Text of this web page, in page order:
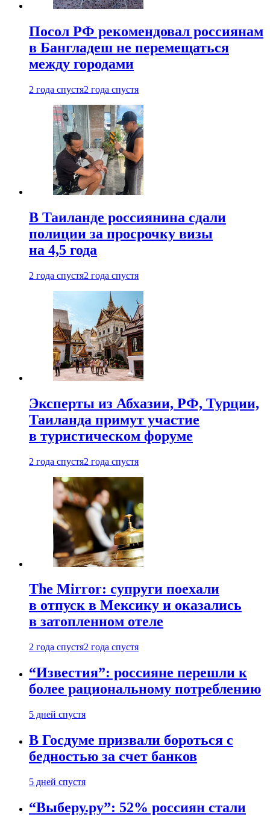
Посол РФ рекомендовал россиянам
в Бангладеш не перемещаться
между городами
2 года спустя2 года спустя
В Таиланде россиянина сдали
полиции за просрочку визы
на 4,5 года
2 года спустя2 года спустя
Эксперты из Абхазии, РФ, Турции,
Таиланда примут участие
в туристическом форуме
2 года спустя2 года спустя
The Mirror: супруги поехали
в отпуск в Мексику и оказались
в затопленном отеле
2 года спустя2 года спустя
“Известия”: россияне перешли к
более рациональному потреблению
5 дней спустя
В Госдуме призвали бороться с
бедностью за счет банков
5 дней спустя
“Выберу.ру”: 52% россиян стали